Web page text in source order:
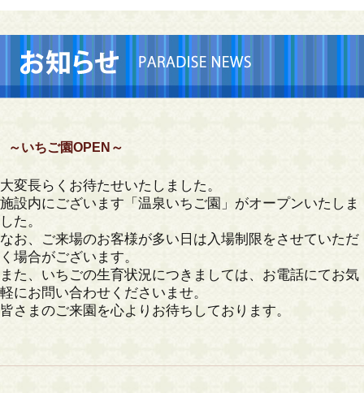
～いちご園OPEN～
大変長らくお待たせいたしました。
施設内にございます「温泉いちご園」がオープンいたしま
した。
なお、ご来場のお客様が多い日は入場制限をさせていただ
く場合がございます。
また、いちごの生育状況につきましては、お電話にてお気
軽にお問い合わせくださいませ。
皆さまのご来園を心よりお待ちしております。